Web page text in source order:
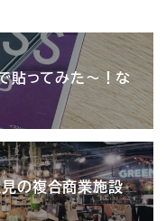
貼ってみた〜！な
の複合商業施設